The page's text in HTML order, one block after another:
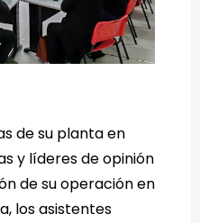
de su planta en
y líderes de opinión
de su operación en
los asistentes